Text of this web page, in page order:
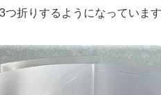
つ折りするようになっていま